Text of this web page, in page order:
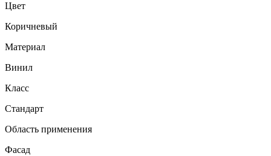
Цвет
Коричневый
Материал
Винил
Класс
Стандарт
Область применения
Фасад